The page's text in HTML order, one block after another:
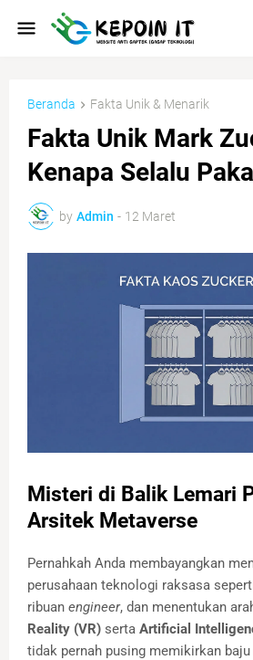
Beranda Fakta Unik & Menarik
Fakta Unik Mark
Kenapa Selalu
by Admin - 12 Maret
Misteri di Balik Lemari
Arsitek Metaverse
Pernahkah Anda membayangkan
perusahaan teknologi raksasa
ribuan engineer, dan menentukan
Reality (VR) serta Artificial
tidak pernah pusing memikirkan baju